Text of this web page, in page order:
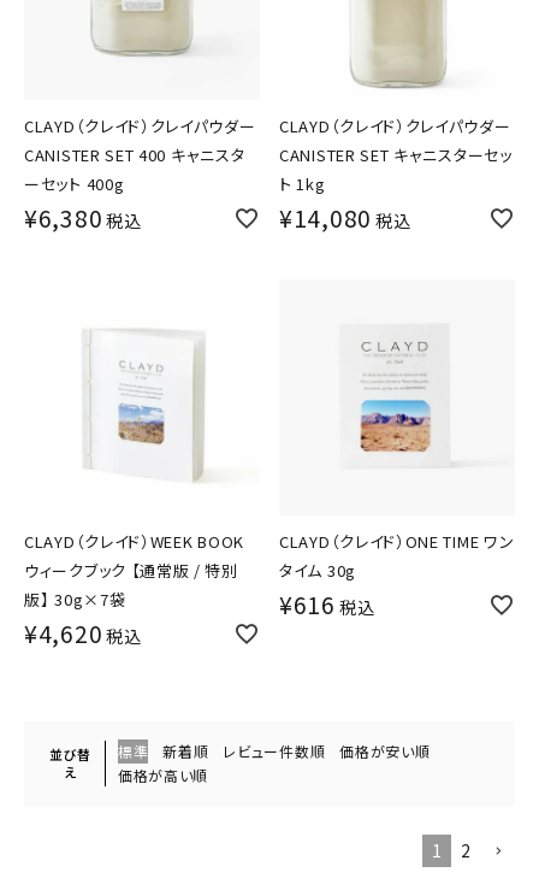
CLAYD（クレイド）クレイパウダー
CANISTER SET 400 キャニスタ
ーセット 400g
¥6,380 税込
CLAYD（クレイド）クレイパウダー
CANISTER SET キャニスターセッ
ト 1kg
¥14,080 税込
CLAYD（クレイド）WEEK BOOK
ウィークブック 【通常版 / 特別
版】 30g×7袋
¥4,620 税込
CLAYD（クレイド）ONE TIME ワン
タイム 30g
¥616 税込
並び替
え
標準 新着順 レビュー件数順
価格が安い順
価格が高い順
1 2